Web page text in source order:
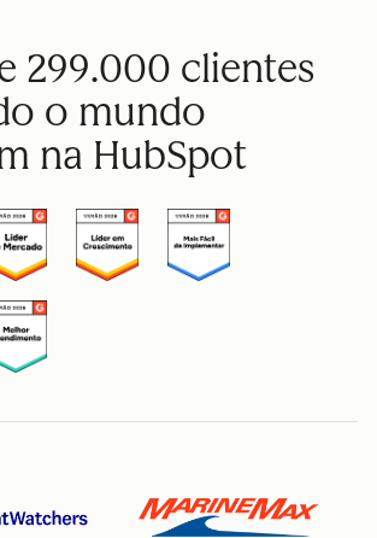
299.000 clientes
o mundo
na HubSpot